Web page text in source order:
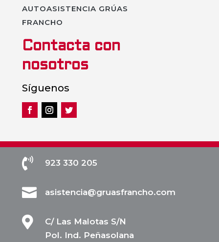
AUTOASISTENCIA GRÚAS
FRANCHO
Contacta con
nosotros
Síguenos
 923 330 205
 asistencia@gruasfrancho.com

C/ Las Malotas S/N
Pol. Ind. Peñasolana